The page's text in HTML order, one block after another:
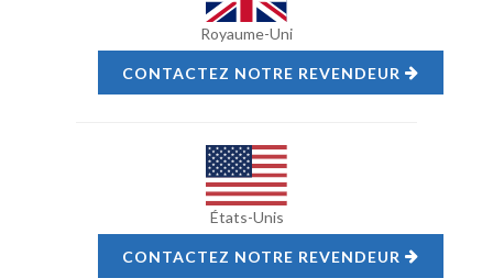
Royaume-Uni
CONTACTEZ NOTRE REVENDEUR
États-Unis
CONTACTEZ NOTRE REVENDEUR